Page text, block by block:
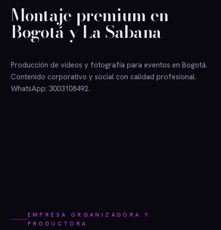
Montaje premium en
Bogotá y La Sabana
Producción de videos y fotografía para eventos en Bogotá.
Contenido corporativo y social con calidad profesional.
WhatsApp: 3003108492.
EMPRESA ORGANIZADORA Y
PRODUCTORA